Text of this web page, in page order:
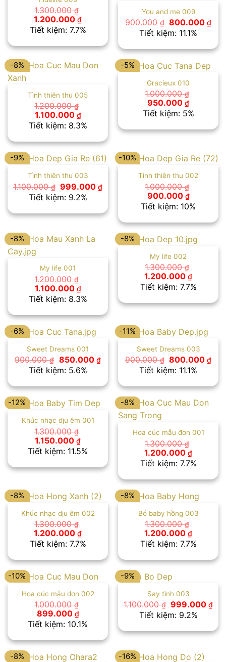
1.300.000₫
Giá
gốc
là:
1.200.000 ₫Giá
hiện
tại
1.200.000 ₫.
Tiết kiệm: 7.7%
You and me 009
900.000₫ Giá
gốc
là:
800.000₫Giá
là:
Tiết kiệm: 11.1%
-8%
Tình thiên thu 005
1.200.000₫
Giá
gốc
là:
1.100.000 ₫Giá
hiện
tại
1.100.000 ₫.
Tiết kiệm: 8.3%
-5%
Gracieux 010
1.000.000₫
Giá
gốc
là:
950.000 ₫Giá
hiện
tại
950.000
Tiết kiệm: 5%
-9%
Tình thiên thu 003
1.100.000₫ Giá
gốc
là:
1.100.000 ₫.
999.000₫Giá
là:
999.000 ₫.
Tiết kiệm: 9.2%
-10%
Tình thiên thu 002
1.000.000₫
Giá
gốc
là:
900.000 ₫Giá
hiện
tại
900.000
Tiết kiệm: 10%
-8%
My life 001
1.200.000₫
Giá
gốc
là:
1.100.000 ₫Giá
hiện
tại
1.100.000 ₫.
Tiết kiệm: 8.3%
-8%
My life 002
1.300.000₫
Giá
gốc
là:
1.200.000 ₫Giá
hiện
tại
Tiết kiệm: 7.7%
-6%
Sweet Dreams 001
900.000₫ Giá
gốc
là:
850.000 ₫Giá
hiện
là:
850.000 ₫.
Tiết kiệm: 5.6%
-11%
Sweet Dreams 003
900.000₫ Giá
gốc
là:
800.000₫Giá
là:
Tiết kiệm: 11.1%
-12%
Khúc nhạc dịu êm 001
1.300.000₫
Giá
gốc
là:
1.150.000 ₫Giá
hiện
tại
1.150.000 ₫.
Tiết kiệm: 11.5%
-8%
Hoa cúc mẫu đơn 001
1.300.000₫
Giá
gốc
là:
1.200.000 ₫Giá
hiện
tại
Tiết kiệm: 7.7%
-8%
Khúc nhạc dịu êm 002
1.300.000₫
Giá
gốc
là:
1.200.000 ₫Giá
hiện
tại
1.200.000 ₫.
Tiết kiệm: 7.7%
-8%
Bó baby hồng 003
1.300.000₫
Giá
gốc
là:
1.200.000 ₫Giá
hiện
tại
Tiết kiệm: 7.7%
-10%
Hoa cúc mẫu đơn 002
1.000.000₫
Giá
gốc
là:
899.000 ₫Giá
hiện
tại
899.000 ₫.
Tiết kiệm: 10.1%
-9%
Say tình 003
1.100.000₫ Giá
gốc
là:
1.100.000 ₫.
999.000₫Giá
là:
Tiết kiệm: 9.2%
-8% -16%